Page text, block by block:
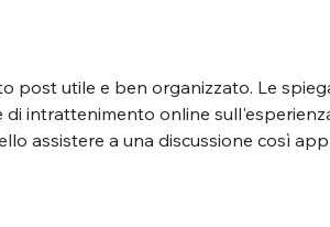
post utile e ben organizzato. Le
intrattenimento online
assistere a una discussione così